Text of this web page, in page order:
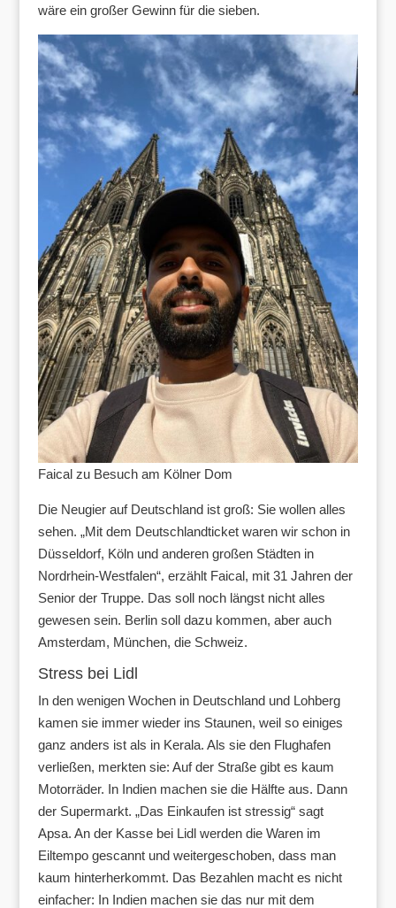
wäre ein großer Gewinn für die sieben.
Faical zu Besuch am Kölner Dom
Die Neugier auf Deutschland ist groß: Sie wollen alles
sehen. „Mit dem Deutschlandticket waren wir schon in
Düsseldorf, Köln und anderen großen Städten in
Nordrhein-Westfalen“, erzählt Faical, mit 31 Jahren der
Senior der Truppe. Das soll noch längst nicht alles
gewesen sein. Berlin soll dazu kommen, aber auch
Amsterdam, München, die Schweiz.
Stress bei Lidl
In den wenigen Wochen in Deutschland und Lohberg
kamen sie immer wieder ins Staunen, weil so einiges
ganz anders ist als in Kerala. Als sie den Flughafen
verließen, merkten sie: Auf der Straße gibt es kaum
Motorräder. In Indien machen sie die Hälfte aus. Dann
der Supermarkt. „Das Einkaufen ist stressig“ sagt
Apsa. An der Kasse bei Lidl werden die Waren im
Eiltempo gescannt und weitergeschoben, dass man
kaum hinterherkommt. Das Bezahlen macht es nicht
einfacher: In Indien machen sie das nur mit dem